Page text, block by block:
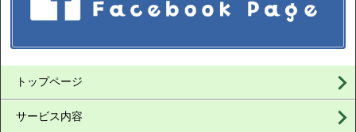
トップページ
サービス内容